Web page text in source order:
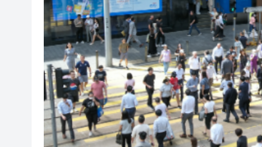
專訪姚志勝：AI時代，我們
有片丨
有片｜中國隊首戰不敵加拿
人行：要繼續實施適度寬鬆